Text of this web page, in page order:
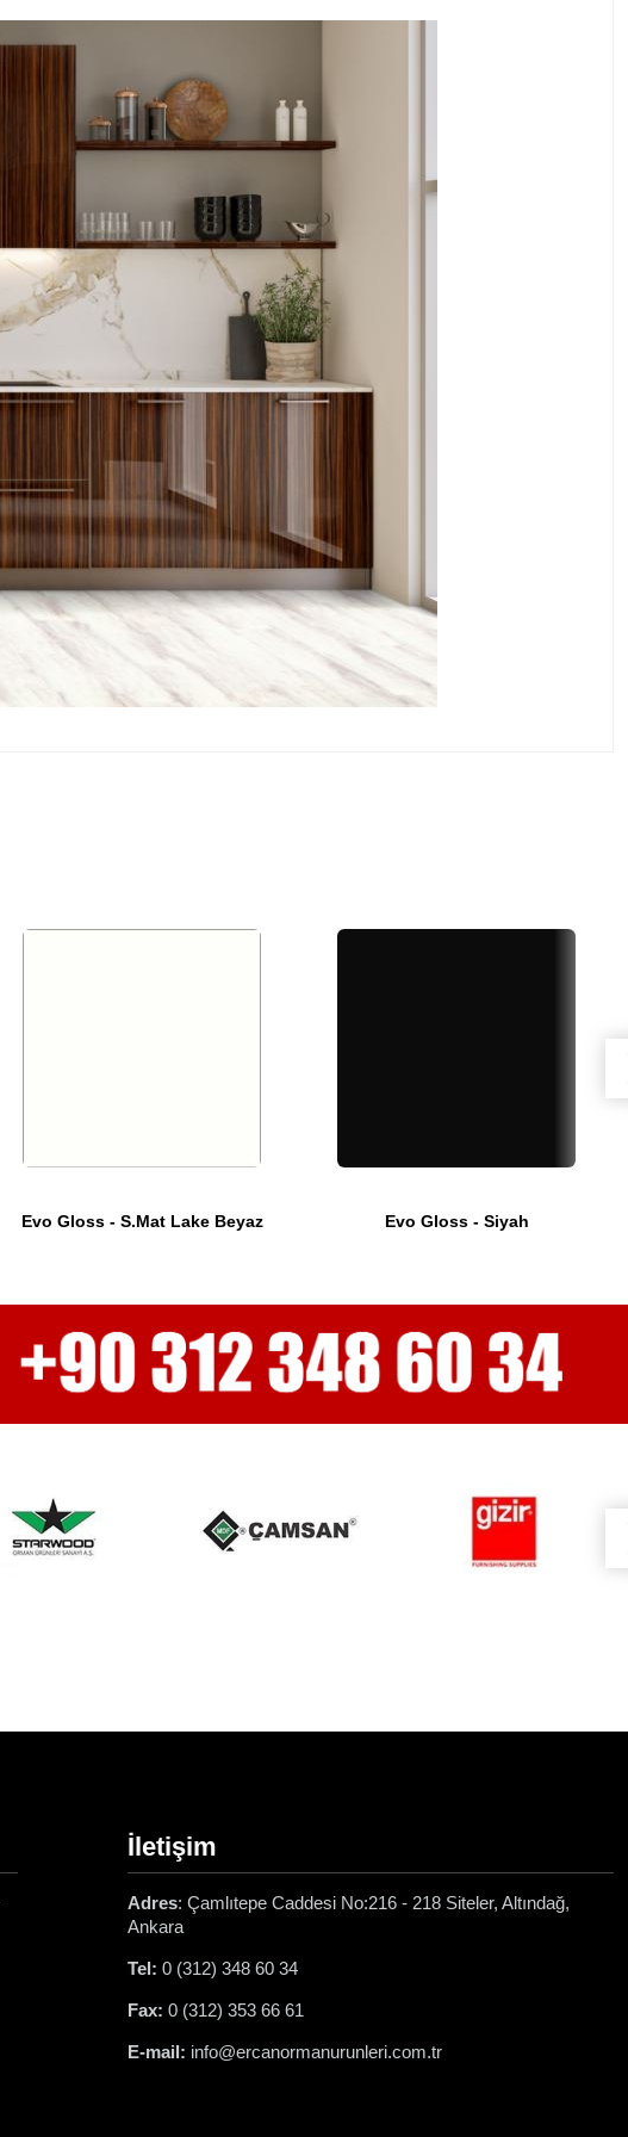
Evo Gloss - S.Mat Lake Beyaz Evo Gloss - Siyah
İletişim
Adres: Çamlıtepe Caddesi No:216 - 218 Siteler, Altındağ,
Ankara
Tel: 0 (312) 348 60 34
Fax: 0 (312) 353 66 61
E-mail: info@ercanormanurunleri.com.tr